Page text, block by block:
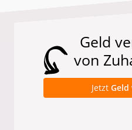
Geld
von
Jetzt Geld